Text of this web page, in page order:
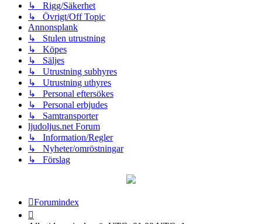
↳ Rigg/Säkerhet
↳ Övrigt/Off Topic
Annonsplank
↳ Stulen utrustning
↳ Köpes
↳ Säljes
↳ Utrustning subhyres
↳ Utrustning uthyres
↳ Personal eftersökes
↳ Personal erbjudes
↳ Samtransporter
ljudoljus.net Forum
↳ Information/Regler
↳ Nyheter/omröstningar
↳ Förslag
Forumindex